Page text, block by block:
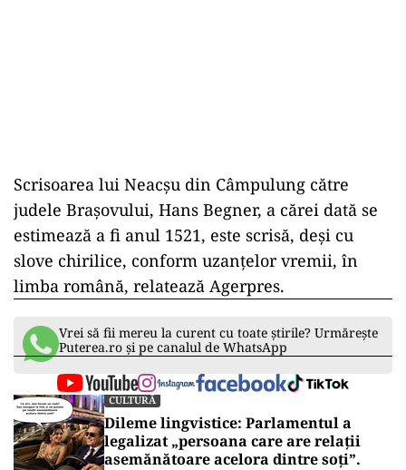
Scrisoarea lui Neacşu din Câmpulung către
judele Braşovului, Hans Begner, a cărei dată se
estimează a fi anul 1521, este scrisă, deşi cu
slove chirilice, conform uzanţelor vremii, în
limba română, relatează Agerpres.
Vrei să fii mereu la curent cu toate știrile? Urmărește
Puterea.ro și pe canalul de WhatsApp
CULTURĂ
Dileme lingvistice: Parlamentul a
legalizat „persoana care are relații
asemănătoare acelora dintre soți”.